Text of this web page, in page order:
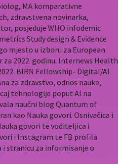
MA komparativne
zdravstvena novinarka,
posjeduje WHO infodemic
Study design & Evidence
mjesto u izboru za European
2022. godinu. Internews Health
BIRN Fellowship- Digital/AI
za zdravstvo, odnos nauke,
tehnologije poput AI na
naučni blog Quantum of
kao Nauka govori. Osnivačica i
govori te voditeljica i
i Instagram te FB profila
i stranicu za informisanje o